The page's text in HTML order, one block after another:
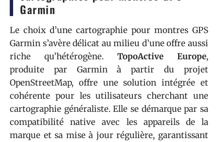
Garmin
Le choix d’une cartographie pour montres GPS
Garmin s’avère délicat au milieu d’une offre aussi
riche qu’hétérogène. TopoActive Europe,
produite par Garmin à partir du projet
OpenStreetMap, offre une solution intégrée et
cohérente pour les utilisateurs cherchant une
cartographie généraliste. Elle se démarque par sa
compatibilité native avec les appareils de la
marque et sa mise à jour régulière, garantissant